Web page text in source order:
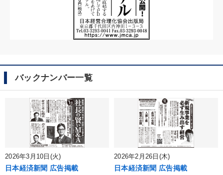
バックナンバー一覧
2026年3月10日(火)
日本経済新聞 広告掲載
2026年2月26日(木)
日本経済新聞 広告掲載